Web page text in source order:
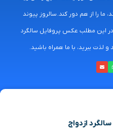
را از هم دور کند. سالروز پیوند
در این مطلب عکس پروفایل سالگرد
و لذت ببرید، با ما همراه باشید.
ازدواج